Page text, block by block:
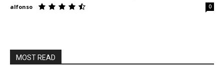
alfonso 0
MOST READ